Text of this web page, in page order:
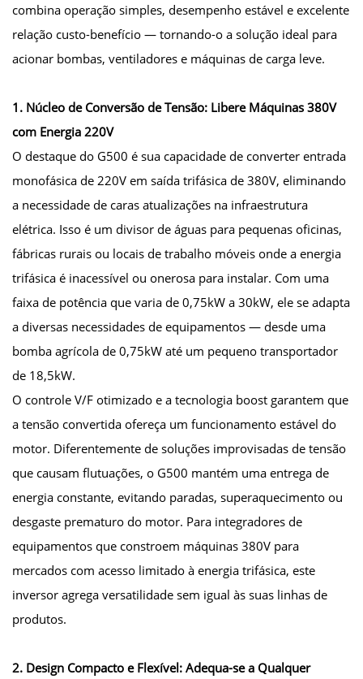
combina operação simples, desempenho estável e excelente
relação custo-benefício — tornando-o a solução ideal para
acionar bombas, ventiladores e máquinas de carga leve.
1. Núcleo de Conversão de Tensão: Libere Máquinas 380V
com Energia 220V
O destaque do G500 é sua capacidade de converter entrada
monofásica de 220V em saída trifásica de 380V, eliminando
a necessidade de caras atualizações na infraestrutura
elétrica. Isso é um divisor de águas para pequenas oficinas,
fábricas rurais ou locais de trabalho móveis onde a energia
trifásica é inacessível ou onerosa para instalar. Com uma
faixa de potência que varia de 0,75kW a 30kW, ele se adapta
a diversas necessidades de equipamentos — desde uma
bomba agrícola de 0,75kW até um pequeno transportador
de 18,5kW.
O controle V/F otimizado e a tecnologia boost garantem que
a tensão convertida ofereça um funcionamento estável do
motor. Diferentemente de soluções improvisadas de tensão
que causam flutuações, o G500 mantém uma entrega de
energia constante, evitando paradas, superaquecimento ou
desgaste prematuro do motor. Para integradores de
equipamentos que constroem máquinas 380V para
mercados com acesso limitado à energia trifásica, este
inversor agrega versatilidade sem igual às suas linhas de
produtos.
2. Design Compacto e Flexível: Adequa-se a Qualquer